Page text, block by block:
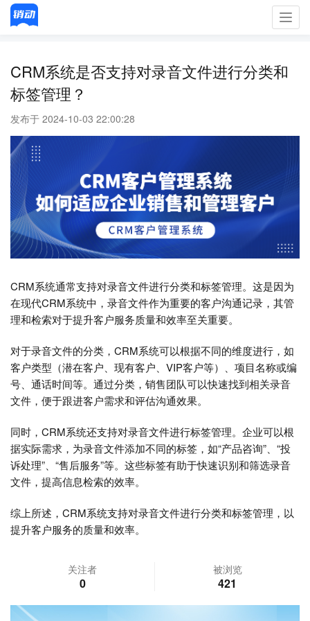
CRM系统是否支持对录音文件进行分类和
标签管理？
发布于 2024-10-03 22:00:28
CRM系统通常支持对录音文件进行分类和标签管理。这是因为
在现代CRM系统中，录音文件作为重要的客户沟通记录，其管
理和检索对于提升客户服务质量和效率至关重要。
对于录音文件的分类，CRM系统可以根据不同的维度进行，如
客户类型（潜在客户、现有客户、VIP客户等）、项目名称或编
号、通话时间等。通过分类，销售团队可以快速找到相关录音
文件，便于跟进客户需求和评估沟通效果。
同时，CRM系统还支持对录音文件进行标签管理。企业可以根
据实际需求，为录音文件添加不同的标签，如“产品咨询”、“投
诉处理”、“售后服务”等。这些标签有助于快速识别和筛选录音
文件，提高信息检索的效率。
综上所述，CRM系统支持对录音文件进行分类和标签管理，以
提升客户服务的质量和效率。
关注者
0
被浏览
421